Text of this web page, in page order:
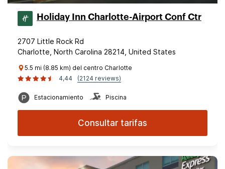
Holiday Inn Charlotte-Airport Conf Ctr
2707 Little Rock Rd
Charlotte, North Carolina 28214, United States
5.5 mi (8.85 km) del centro Charlotte
4,44
(2124 reviews)
Estacionamiento Piscina
Consultar tarifas